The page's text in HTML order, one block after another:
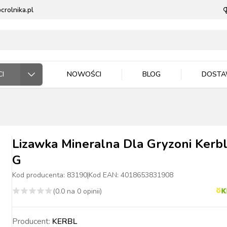
WIADRA,
PIES KOT PTAKI
MASZYNKI DO
NAWOZY ZIEMIA I PODŁOŻA
BYDŁO TRZODA DRÓB
BYDŁO TRZODA DRÓB
NOWOŚCI BLOG
Lizawka Mineralna Dla Gryzoni
G
Kod producenta: 83190|Kod EAN: 4018653831908
(0.0 na 0 opinii)
Producent: KERBL